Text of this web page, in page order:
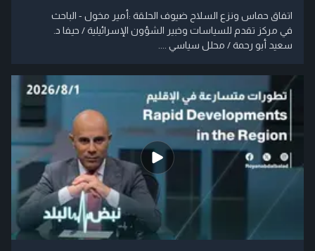
اتفاق حماس ونزع السلاح ضيوف الحلقة :أمير مخول - الباحث
في مركز تقدم للسياسات وخبير الشؤون الإسرائيلية / حيفا د.
سعيد أبو رحمة / محلل سياسي ....